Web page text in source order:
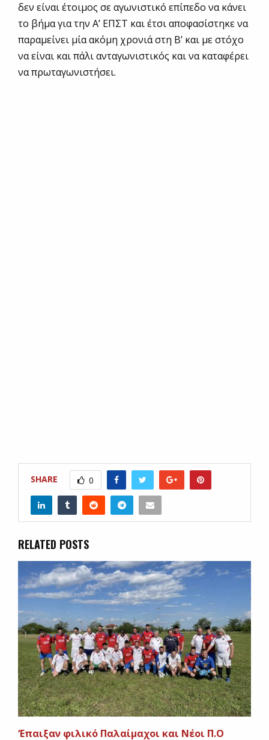
δεν είναι έτοιμος σε αγωνιστικό επίπεδο να κάνει
το βήμα για την Α’ ΕΠΣΤ και έτσι αποφασίστηκε να
παραμείνει μία ακόμη χρονιά στη Β’ και με στόχο
να είναι και πάλι ανταγωνιστικός και να καταφέρει
να πρωταγωνιστήσει.
SHARE 0
RELATED POSTS
‘Eπαιξαν φιλικό Παλαίμαχοι και Νέοι Π.Ο